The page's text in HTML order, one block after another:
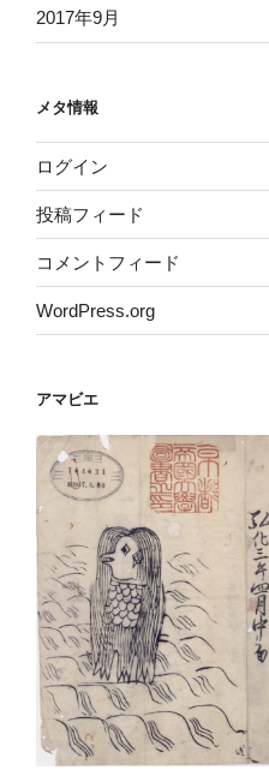
2017年9月
メタ情報
ログイン
投稿フィード
コメントフィード
WordPress.org
アマビエ